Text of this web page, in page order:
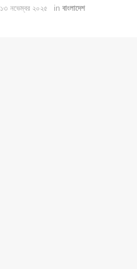
১৩ নভেম্বর ২০২৫ in বাংলাদেশ